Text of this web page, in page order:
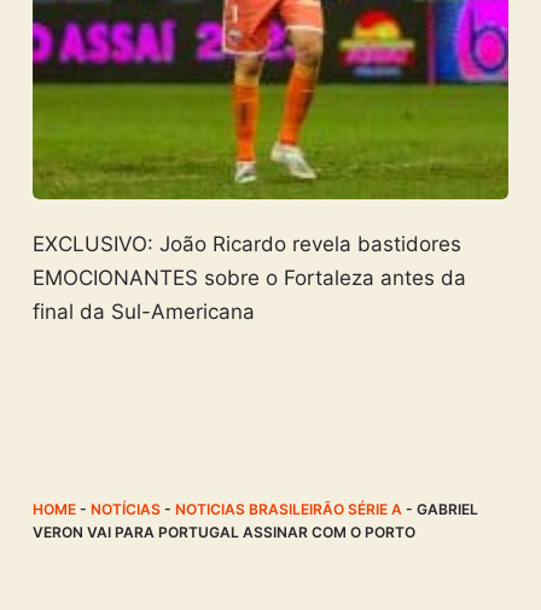
EXCLUSIVO: João Ricardo revela bastidores
EMOCIONANTES sobre o Fortaleza antes da
final da Sul-Americana
HOME- NOTÍCIAS- NOTICIAS BRASILEIRÃO SÉRIE A - GABRIEL
VERON VAI PARA PORTUGAL ASSINAR COM O PORTO